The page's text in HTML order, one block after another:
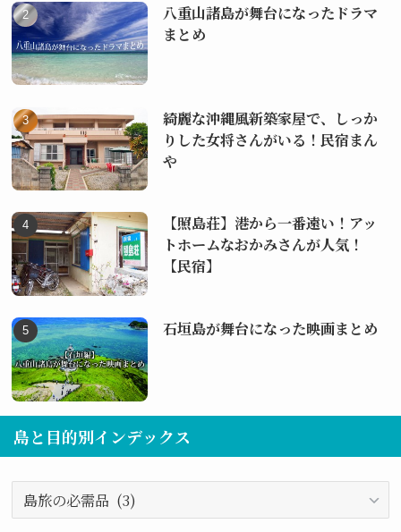
八重山諸島が舞台になったドラマ
まとめ
綺麗な沖縄風新築家屋で、しっか
りした女将さんがいる！民宿まん
や
【照島荘】港から一番遠い！アッ
トホームなおかみさんが人気！
【民宿】
石垣島が舞台になった映画まとめ
島と目的別インデックス
島
と